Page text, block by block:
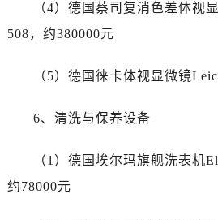
（4）德国蔡司复消色差体视
508，约380000元
（5）德国徕卡体视显微镜
6、清洗与保养设备
（1）德国埃尔玛旗舰洗表机
约78000元